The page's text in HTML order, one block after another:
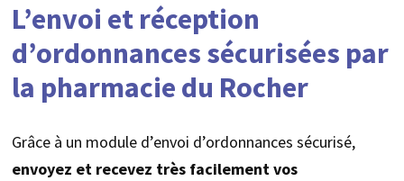
L’envoi et réception
d’ordonnances sécurisées par
la pharmacie du Rocher
Grâce à un module d’envoi d’ordonnances sécurisé,
envoyez et recevez très facilement vos